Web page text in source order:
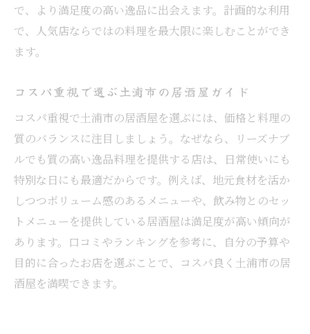
で、より満足度の高い逸品に出会えます。計画的な利用
で、人気店ならではの料理を最大限に楽しむことができ
ます。
コスパ重視で選ぶ土浦市の居酒屋ガイド
コスパ重視で土浦市の居酒屋を選ぶには、価格と料理の
質のバランスに注目しましょう。なぜなら、リーズナブ
ルでも質の高い逸品料理を提供する店は、日常使いにも
特別な日にも最適だからです。例えば、地元食材を活か
しつつボリューム感のあるメニューや、飲み物とのセッ
トメニューを提供している居酒屋は満足度が高い傾向が
あります。口コミやランキングを参考に、自分の予算や
目的に合ったお店を選ぶことで、コスパ良く土浦市の居
酒屋を満喫できます。